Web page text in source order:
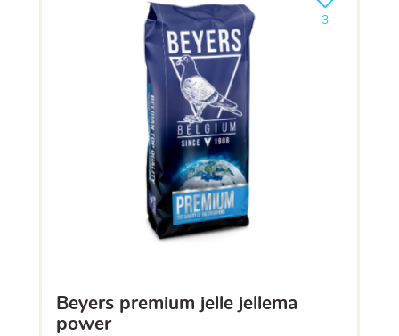
beyers premium jelle jellema
power
3
Ajouter le